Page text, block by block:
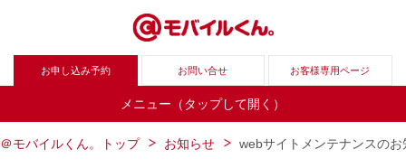
お申し込み予約 お問い合せ お客様専用ページ
メニュー（タップして開く）
＠モバイルくん。トップ お知らせ webサイトメンテナンスのお